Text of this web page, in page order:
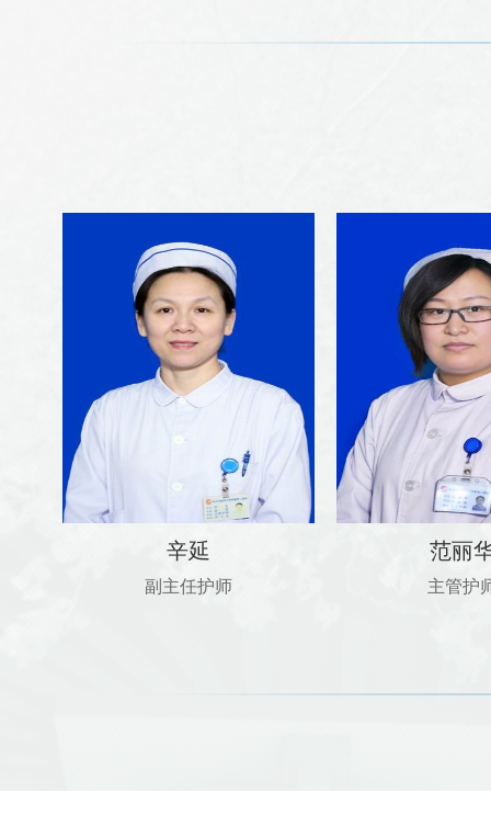
辛延
副主任护师
范丽
主管护